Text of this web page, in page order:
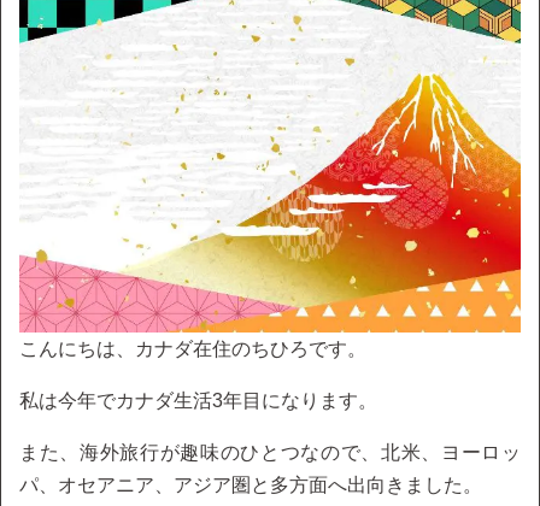
こんにちは、カナダ在住のちひろです。
私は今年でカナダ生活3年目になります。
また、海外旅行が趣味のひとつなので、北米、ヨーロッ
パ、オセアニア、アジア圏と多方面へ出向きました。